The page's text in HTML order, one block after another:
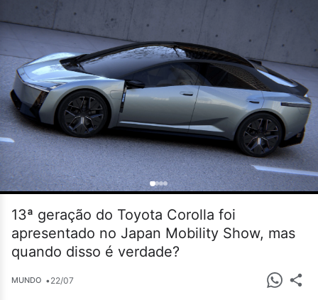
13ª geração do Toyota Corolla foi
apresentado no Japan Mobility Show, mas
quando disso é verdade?
MUNDO •22/07